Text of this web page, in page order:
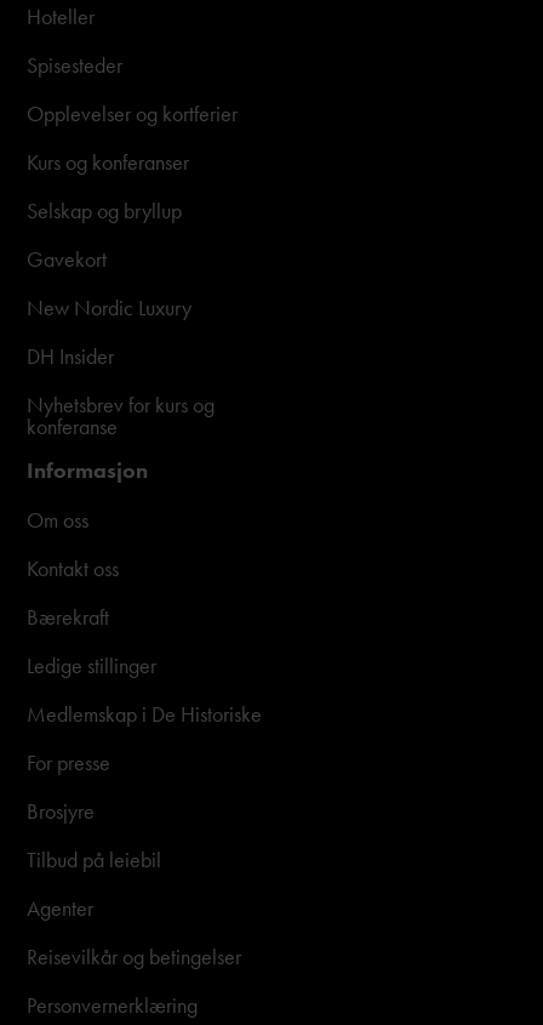
Hoteller
Spisesteder
Opplevelser og kortferier
Kurs og konferanser
Selskap og bryllup
Gavekort
New Nordic Luxury
DH Insider
Nyhetsbrev for kurs og
konferanse
Informasjon
Om oss
Kontakt oss
Bærekraft
Ledige stillinger
Medlemskap i De Historiske
For presse
Brosjyre
Tilbud på leiebil
Agenter
Reisevilkår og betingelser
Personvernerklæring